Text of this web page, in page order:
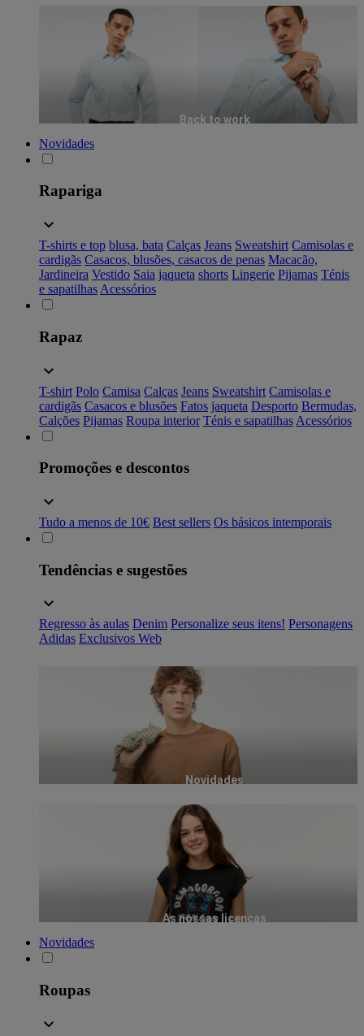
Back to work
Novidades
Rapariga
T-shirts e top blusa, bata Calças Jeans Sweatshirt Camisolas e
cardigãs Casacos, blusões, casacos de penas Macacão,
Jardineira Vestido Saia jaqueta shorts Lingerie Pijamas Ténis
e sapatilhas Acessórios
Rapaz
T-shirt Polo Camisa Calças Jeans Sweatshirt Camisolas e
cardigãs Casacos e blusões Fatos jaqueta Desporto Bermudas,
Calções Pijamas Roupa interior Ténis e sapatilhas Acessórios
Promoções e descontos
Tudo a menos de 10€ Best sellers Os básicos intemporais
Tendências e sugestões
Regresso às aulas Denim Personalize seus itens! Personagens
Adidas Exclusivos Web
Novidades
As nossas licenças
Novidades
Roupas